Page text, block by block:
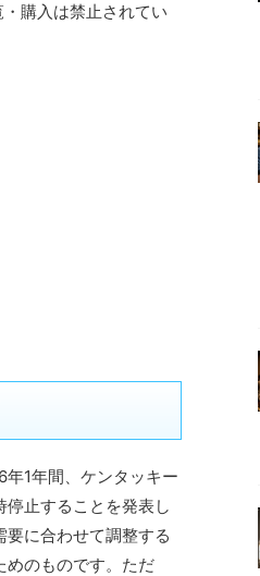
購入は禁止されてい
1年間、ケンタッキー
止することを発表し
に合わせて調整する
めのものです。ただ